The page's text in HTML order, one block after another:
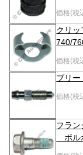
価格(税
クリ
740/
価格(税
ブリ
価格(税
フラ
ボル